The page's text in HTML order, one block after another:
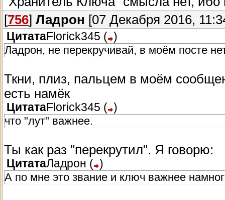
[756] Ладрон [07 Декабря 2016,
ЦитатаFlorick345 ( )
Ладрон, не перекручивай, в моём посте
Ткни, плиз, пальцем в моём
есть намёк
ЦитатаFlorick345 ( )
что "лут" важнее.
Ты как раз "перекрутил". Я говорю:
ЦитатаЛадрон ( )
А по мне это звание и ключ важнее